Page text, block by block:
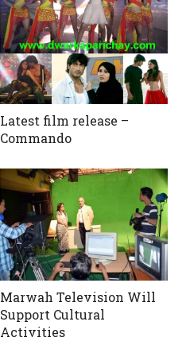
Latest film release –
Commando
Marwah Television Will
Support Cultural
Activities